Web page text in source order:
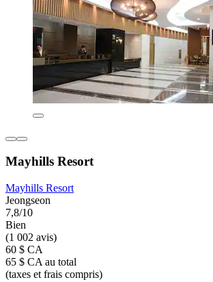
Mayhills Resort
Mayhills Resort
Jeongseon
7,8/10
Bien
(1 002 avis)
60 $ CA
65 $ CA au total
(taxes et frais compris)